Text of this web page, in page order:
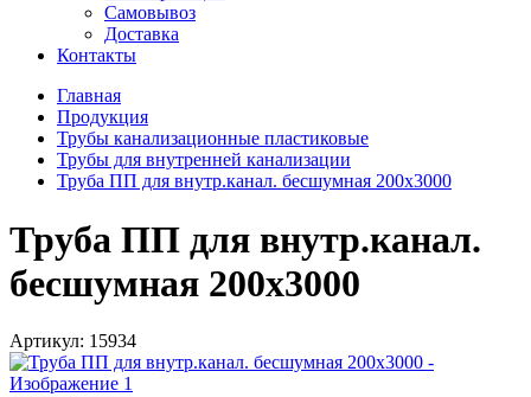
Самовывоз
Доставка
Контакты
Главная
Продукция
Трубы канализационные пластиковые
Трубы для внутренней канализации
Труба ПП для внутр.канал. бесшумная 200x3000
Труба ПП для внутр.канал.
бесшумная 200x3000
Артикул: 15934